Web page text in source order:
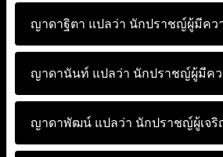
ญาดาฐิตา แปลว่า นักปราชญ์ผู้มีคว
ญาดานันท์ แปลว่า นักปราชญ์ผู้มีค
ญาดาพัฒน์ แปลว่า นักปราชญ์ผู้เจริ